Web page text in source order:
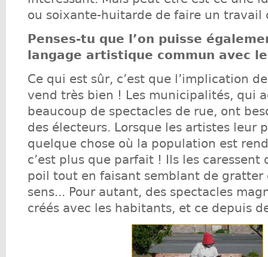
ou soixante-huitarde de faire un travail
Penses-tu que l’on puisse
langage artistique commun avec
Ce qui est sûr, c’est que l’implication
vend très bien ! Les municipalités, qui
beaucoup de spectacles de rue, ont
des électeurs. Lorsque les artistes leur
quelque chose où la population est
c’est plus que parfait ! Ils les caressent
poil tout en faisant semblant de gratter
sens... Pour autant, des spectacles
créés avec les habitants, et ce depuis